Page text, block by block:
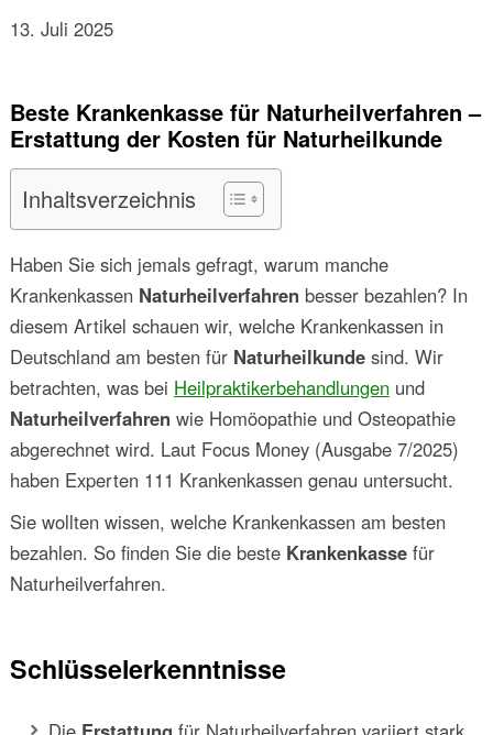
13. Juli 2025
Beste Krankenkasse für Naturheilverfahren –
Erstattung der Kosten für Naturheilkunde
Inhaltsverzeichnis
Haben Sie sich jemals gefragt, warum manche
Krankenkassen Naturheilverfahren besser bezahlen? In
diesem Artikel schauen wir, welche Krankenkassen in
Deutschland am besten für Naturheilkundesind. Wir
betrachten, was bei Heilpraktikerbehandlungenund
Naturheilverfahren wie Homöopathie und Osteopathie
abgerechnet wird. Laut Focus Money (Ausgabe 7/2025)
haben Experten 111 Krankenkassen genau untersucht.
Sie wollten wissen, welche Krankenkassen am besten
bezahlen. So finden Sie die beste Krankenkassefür
Naturheilverfahren.
Schlüsselerkenntnisse